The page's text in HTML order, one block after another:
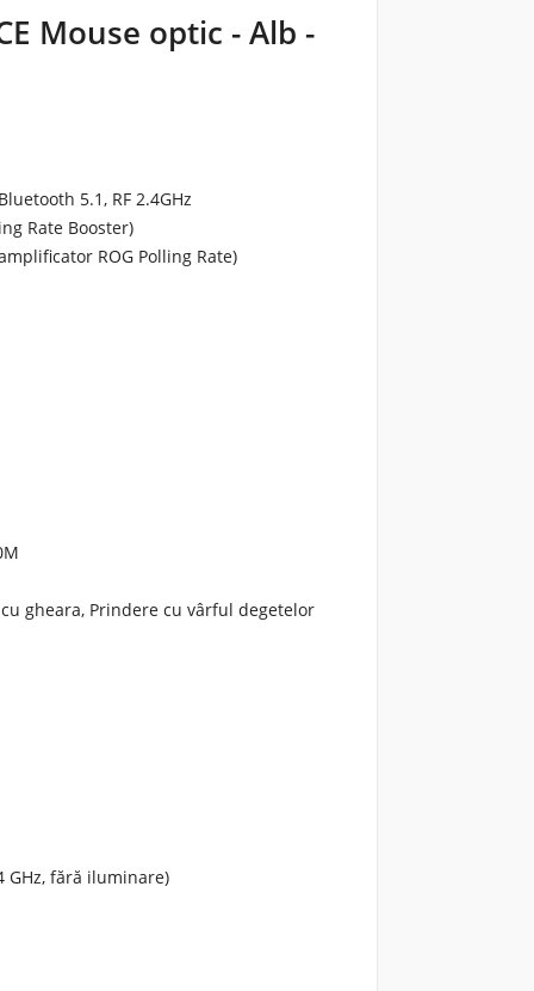
Mouse optic - Alb -
5.1, RF 2.4GHz
Rate Booster)
ROG Polling Rate)
gheara, Prindere cu vârful degetelor
GHz, fără iluminare)